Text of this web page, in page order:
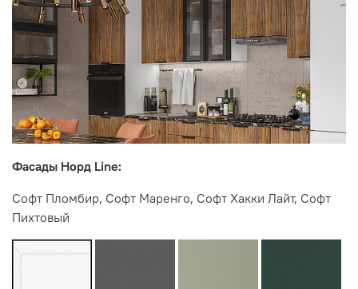
Фасады Норд Line:
Софт Пломбир, Софт Маренго, Софт Хакки Лайт, Софт
Пихтовый